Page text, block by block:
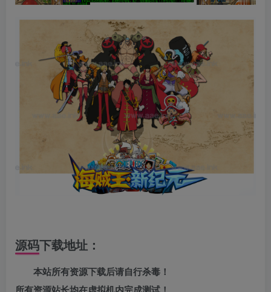
源码下载地址：
本站所有资源下载后请自行杀毒！